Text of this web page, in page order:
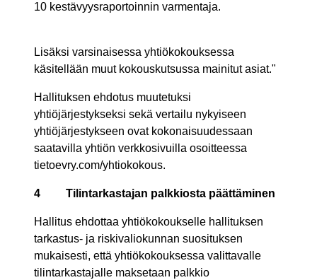
10 kestävyysraportoinnin varmentaja.
Lisäksi varsinaisessa yhtiökokouksessa
käsitellään muut kokouskutsussa mainitut asiat."
Hallituksen ehdotus muutetuksi
yhtiöjärjestykseksi sekä vertailu nykyiseen
yhtiöjärjestykseen ovat kokonaisuudessaan
saatavilla yhtiön verkkosivuilla osoitteessa
tietoevry.com/yhtiokokous.
4 Tilintarkastajan palkkiosta päättäminen
Hallitus ehdottaa yhtiökokoukselle hallituksen
tarkastus- ja riskivaliokunnan suosituksen
mukaisesti, että yhtiökokouksessa valittavalle
tilintarkastajalle maksetaan palkkio